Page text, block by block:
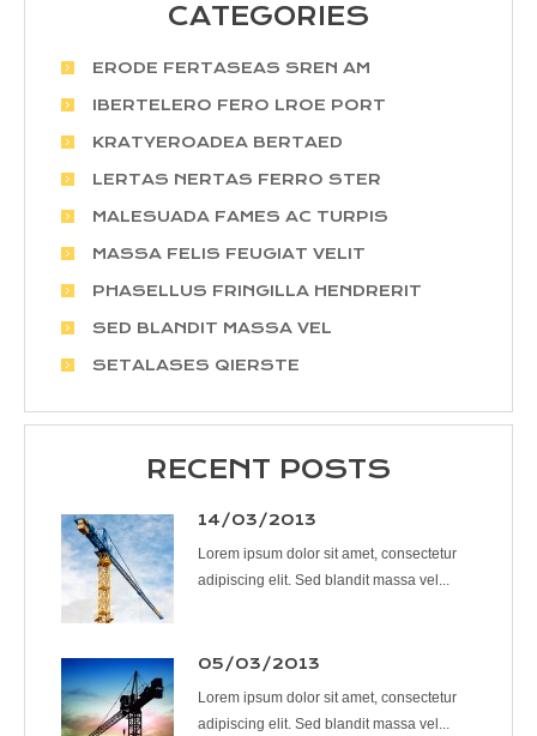
CATEGORIES
ERODE FERTASEAS SREN AM
IBERTELERO FERO LROE PORT
KRATYEROADEA BERTAED
LERTAS NERTAS FERRO STER
MALESUADA FAMES AC TURPIS
MASSA FELIS FEUGIAT VELIT
PHASELLUS FRINGILLA HENDRERIT
SED BLANDIT MASSA VEL
SETALASES QIERSTE
RECENT POSTS
14/03/2013
Lorem ipsum dolor sit amet, consectetur
adipiscing elit. Sed blandit massa vel...
05/03/2013
Lorem ipsum dolor sit amet, consectetur
adipiscing elit. Sed blandit massa vel...